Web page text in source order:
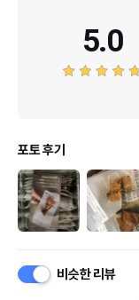
5.0
포토 후기
비슷한 리뷰